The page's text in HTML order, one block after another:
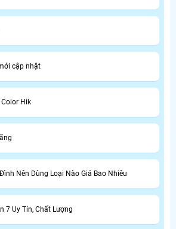
cập nhật
Hik
Nên Dùng Loại Nào Giá Bao Nhiêu
7 Uy Tín, Chất Lượng